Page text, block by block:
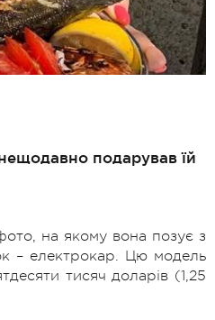
подарував їй
на якому вона позує з
– електрокар. Цю модель
тисяч доларів (1,25